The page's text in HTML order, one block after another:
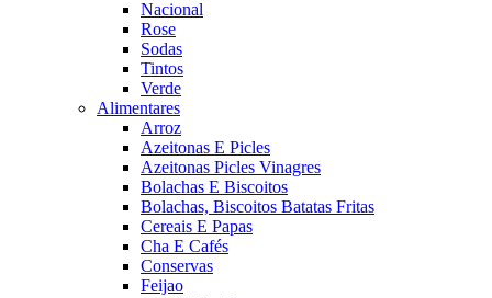
Nacional
Rose
Sodas
Tintos
Verde
Alimentares
Arroz
Azeitonas E Picles
Azeitonas Picles Vinagres
Bolachas E Biscoitos
Bolachas, Biscoitos Batatas Fritas
Cereais E Papas
Cha E Cafés
Conservas
Feijao